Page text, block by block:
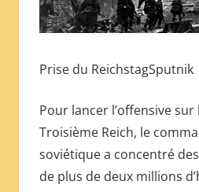
Prise du ReichstagSputnik
Pour lancer l’offensive
Troisième Reich, le
soviétique a concentré
de plus de deux millions